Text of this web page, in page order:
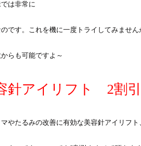
は非常に
です。これを機に一度トライしてみません
らも可能ですよ～
針アイリフト 2割引
マやたるみの改善に有効な美容針アイリフ